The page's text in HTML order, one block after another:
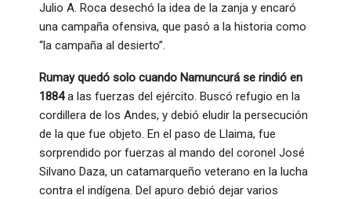
Julio A. Roca desechó la idea de la zanja y encaró
una campaña ofensiva, que pasó a la historia como
“la campaña al desierto”.
Rumay quedó solo cuando Namuncurá se rindió en
1884a las fuerzas del ejército. Buscó refugio en la
cordillera de los Andes, y debió eludir la persecución
de la que fue objeto. En el paso de Llaima, fue
sorprendido por fuerzas al mando del coronel José
Silvano Daza, un catamarqueño veterano en la lucha
contra el indígena. Del apuro debió dejar varios